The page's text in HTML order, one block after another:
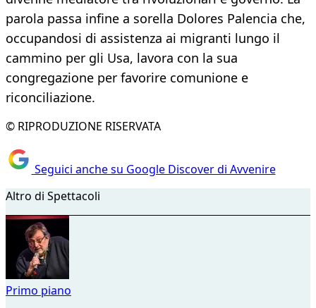
parola passa infine a sorella Dolores Palencia che,
occupandosi di assistenza ai migranti lungo il
cammino per gli Usa, lavora con la sua
congregazione per favorire comunione e
riconciliazione.
© RIPRODUZIONE RISERVATA
Seguici anche su Google Discover di Avvenire
Altro di Spettacoli
Primo piano